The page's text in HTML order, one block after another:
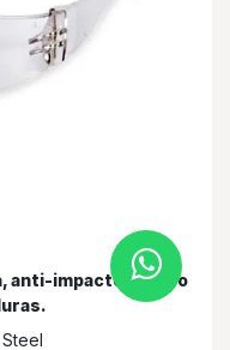
anti-impactos, filtro